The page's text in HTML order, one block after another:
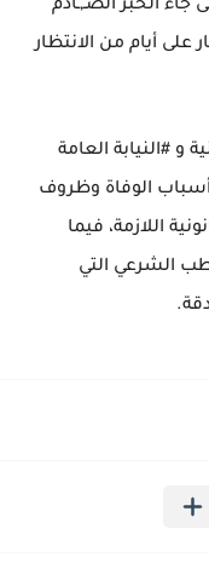
الخبر الصـ,ـادم
على أيام من الانتظار
و #النيابة العامة
الوفاة وظروف
اللازمة، فيما
الشرعي التي